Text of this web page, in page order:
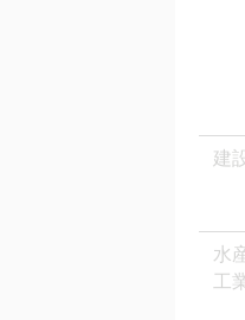
建
水
工